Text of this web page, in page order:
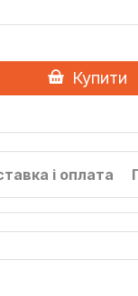
Купити
і оплата